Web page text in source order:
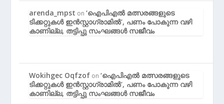
arenda_mpst on‘ഐപിഎൽ മത്സരങ്ങളുടെ
ടിക്കറ്റുകൾ ഇൻസ്റ്റാഗ്രാമിൽ’, പണം പോകുന്ന വഴി
കാണില്ല, തട്ടിപ്പു സംഘങ്ങൾ സജീവം
Wokihgec Oqfzof on‘ഐപിഎൽ മത്സരങ്ങളുടെ
ടിക്കറ്റുകൾ ഇൻസ്റ്റാഗ്രാമിൽ’, പണം പോകുന്ന വഴി
കാണില്ല, തട്ടിപ്പു സംഘങ്ങൾ സജീവം